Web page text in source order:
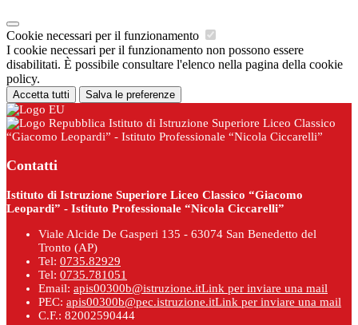
Cookie necessari per il funzionamento
I cookie necessari per il funzionamento non possono essere
disabilitati. È possibile consultare l'elenco nella pagina della cookie
policy.
Accetta tutti Salva le preferenze
Istituto di Istruzione Superiore Liceo Classico
“Giacomo Leopardi” - Istituto Professionale “Nicola Ciccarelli”
Contatti
Istituto di Istruzione Superiore Liceo Classico “Giacomo
Leopardi” - Istituto Professionale “Nicola Ciccarelli”
Viale Alcide De Gasperi 135 - 63074 San Benedetto del
Tronto (AP)
Tel: 0735.82929
Tel: 0735.781051
Email: apis00300b@istruzione.itLink per inviare una mail
PEC: apis00300b@pec.istruzione.itLink per inviare una mail
C.F.: 82002590444